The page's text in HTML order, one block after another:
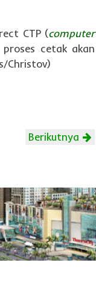
CTP (computer
cetak akan
Christov)
Berikutnya